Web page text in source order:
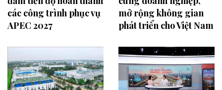
các công trình phục vụ
APEC 2027
mở rộng không gian
phát triển cho Việt Nam